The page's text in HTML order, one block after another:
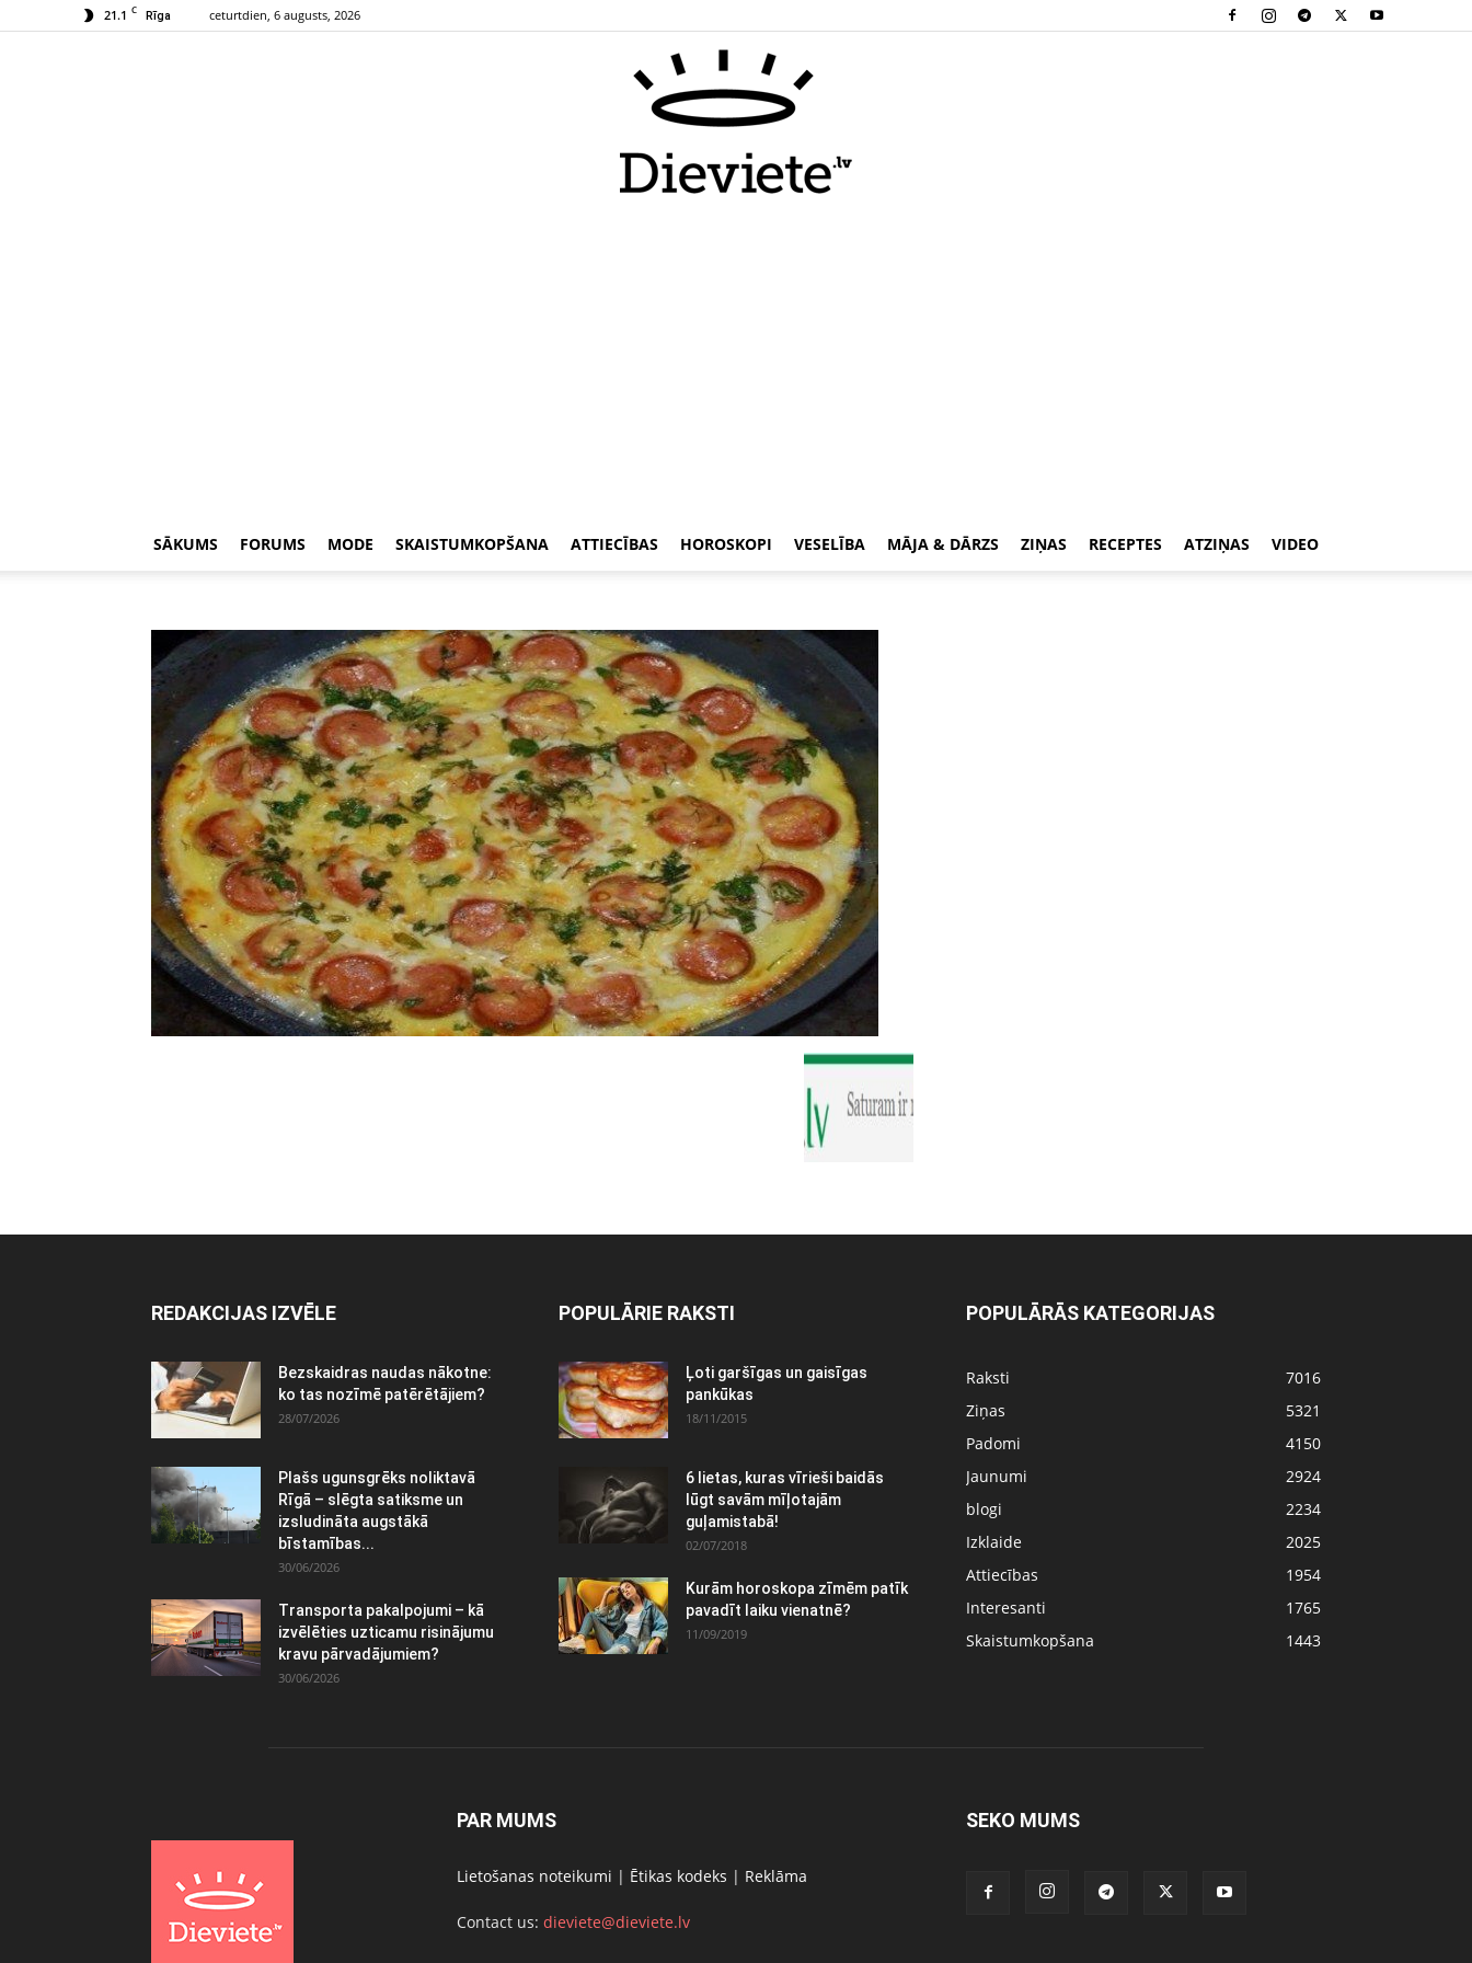
21.1 C Rīga ceturtdien, 6 augusts, 2026
SĀKUMS FORUMS MODE SKAISTUMKOPŠANA ATTIECĪBAS HOROSKOPI VESELĪBA MĀJA & DĀRZS ZIŅAS RECEPTES ATZIŅAS VIDEO
REDAKCIJAS IZVĒLE
Bezskaidras naudas nākotne:
ko tas nozīmē patērētājiem?
28/07/2026
Plašs ugunsgrēks noliktavā
Rīgā – slēgta satiksme un
izsludināta augstākā
bīstamības...
30/06/2026
Transporta pakalpojumi – kā
izvēlēties uzticamu risinājumu
kravu pārvadājumiem?
30/06/2026
POPULĀRIE RAKSTI
Ļoti garšīgas un gaisīgas
pankūkas
18/11/2015
6 lietas, kuras vīrieši baidās
lūgt savām mīļotajām
guļamistabā!
02/07/2018
Kurām horoskopa zīmēm patīk
pavadīt laiku vienatnē?
11/09/2019
POPULĀRĀS KATEGORIJAS
Raksti
7016
Ziņas
5321
Padomi
4150
Jaunumi
2924
blogi
2234
Izklaide
2025
Attiecības
1954
Interesanti
1765
Skaistumkopšana
1443
PAR MUMS
Lietošanas noteikumi | Ētikas kodeks | Reklāma
Contact us: dieviete@dieviete.lv
SEKO MUMS